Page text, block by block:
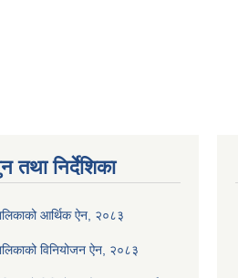
तथा निर्देशिका
आर्थिक ऐन, २०८३
विनियोजन ऐन, २०८३